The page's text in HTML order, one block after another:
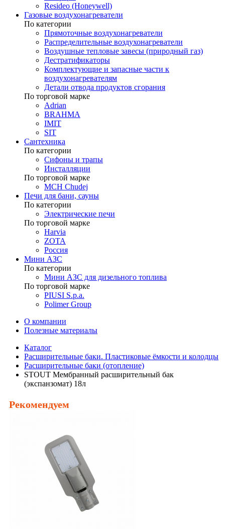
Resideo (Honeywell)
Газовые воздухонагреватели
По категории
Прямоточные воздухонагреватели
Распределительные воздухонагреватели
Воздушные тепловые завесы (природный газ)
Дестратификаторы
Комплектующие и запасные части к
воздухонагревателям
Детали отвода продуктов сгорания
По торговой марке
Adrian
BRAHMA
IMIT
SIT
Сантехника
По категории
Сифоны и трапы
Инсталляции
По торговой марке
MCH Chudej
Печи для бани, сауны
По категории
Электрические печи
По торговой марке
Harvia
ZOTA
Россия
Мини АЗС
По категории
Мини АЗС для дизельного топлива
По торговой марке
PIUSI S.p.a.
Polimer Group
О компании
Полезные материалы
Каталог
Расширительные баки. Пластиковые ёмкости и колодцы
Расширительные баки (отопление)
STOUT Мембранный расширительный бак
(экспанзомат) 18л
Рекомендуем